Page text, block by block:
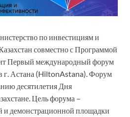
по инвестициям и
совместно с Программой
Первый международный форум
г. Астана (HiltonAstana). Форум
десятилетия Дня
Цель форума –
и демонстрационной площадки